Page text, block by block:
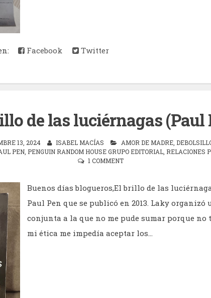
Facebook Twitter
de las luciérnagas (Paul
13, 2024 ISABEL MACÍAS AMOR DE MADRE,
PEN, PENGUIN RANDOM HOUSE GRUPO EDITORIAL, RELACIONES
1 COMMENT
Buenos días blogueros,El brillo de las
Paul Pen que se publicó en 2013. Laky organizó
conjunta a la que no me pude sumar porque
mi ética me impedía aceptar los...